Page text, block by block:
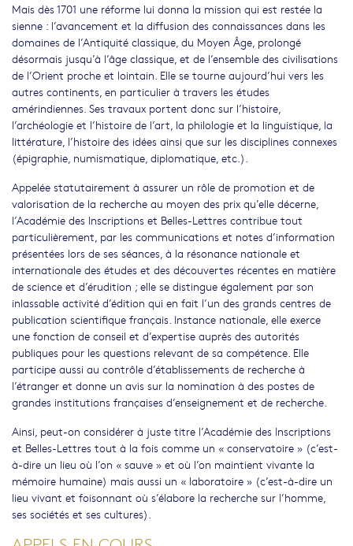
Mais dès 1701 une réforme lui donna la mission qui est restée la
sienne : l’avancement et la diffusion des connaissances dans les
domaines de l’Antiquité classique, du Moyen Âge, prolongé
désormais jusqu’à l’âge classique, et de l’ensemble des civilisations
de l’Orient proche et lointain. Elle se tourne aujourd’hui vers les
autres continents, en particulier à travers les études
amérindiennes. Ses travaux portent donc sur l’histoire,
l’archéologie et l’histoire de l’art, la philologie et la linguistique, la
littérature, l’histoire des idées ainsi que sur les disciplines connexes
(épigraphie, numismatique, diplomatique, etc.).
Appelée statutairement à assurer un rôle de promotion et de
valorisation de la recherche au moyen des prix qu’elle décerne,
l’Académie des Inscriptions et Belles-Lettres contribue tout
particulièrement, par les communications et notes d’information
présentées lors de ses séances, à la résonance nationale et
internationale des études et des découvertes récentes en matière
de science et d’érudition ; elle se distingue également par son
inlassable activité d’édition qui en fait l’un des grands centres de
publication scientifique français. Instance nationale, elle exerce
une fonction de conseil et d’expertise auprès des autorités
publiques pour les questions relevant de sa compétence. Elle
participe aussi au contrôle d’établissements de recherche à
l’étranger et donne un avis sur la nomination à des postes de
grandes institutions françaises d’enseignement et de recherche.
Ainsi, peut-on considérer à juste titre l’Académie des Inscriptions
et Belles-Lettres tout à la fois comme un « conservatoire » (c’est-
à-dire un lieu où l’on « sauve » et où l’on maintient vivante la
mémoire humaine) mais aussi un « laboratoire » (c’est-à-dire un
lieu vivant et foisonnant où s’élabore la recherche sur l’homme,
ses sociétés et ses cultures).